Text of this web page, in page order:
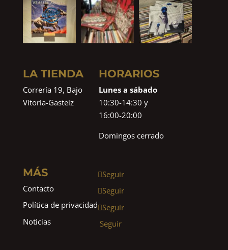
LA TIENDA
Correría 19, Bajo
Vitoria-Gasteiz
HORARIOS
Lunes a sábado
10:30-14:30 y
16:00-20:00
Domingos cerrado
MÁS
Contacto
Política de privacidad
Noticias
Seguir
Seguir
Seguir
Seguir